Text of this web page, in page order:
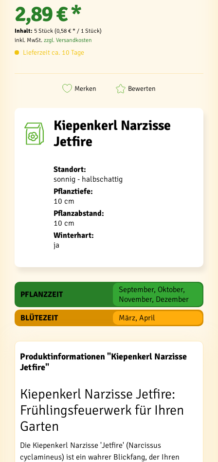
2,89 € *
Inhalt: 5 Stück (0,58 € * / 1 Stück)
inkl. MwSt. zzgl. Versandkosten
Lieferzeit ca. 10 Tage
Merken Bewerten
Kiepenkerl Narzisse
Jetfire
Standort:
sonnig - halbschattig
Pflanztiefe:
10 cm
Pflanzabstand:
10 cm
Winterhart:
ja
PFLANZZEIT
September, Oktober,
November, Dezember
BLÜTEZEIT
März, April
Produktinformationen "Kiepenkerl Narzisse
Jetfire"
Kiepenkerl Narzisse Jetfire:
Frühlingsfeuerwerk für Ihren
Garten
Die Kiepenkerl Narzisse 'Jetfire' (Narcissus
cyclamineus) ist ein wahrer Blickfang, der Ihren